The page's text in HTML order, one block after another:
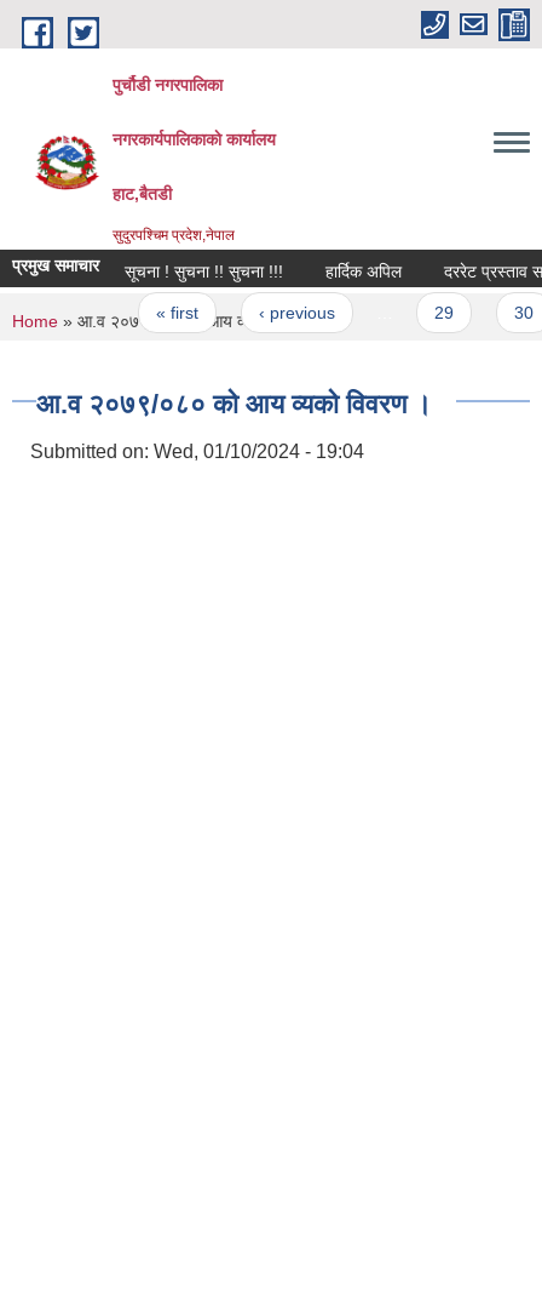
Skip to main content
पुर्चौडी नगरपालिका
नगरकार्यपालिकाकाे कार्यालय
हाट,बैतडी
सुदुरपश्चिम प्रदेश,नेपाल
प्रमुख समाचार सूचना ! सुचना !! सुचना !!! हार्दिक अपिल दररेट प्रस्ताव
Pages
« first ‹ previous
You are here
Home » आ.व २०७९/०८० को आय व्यको विवरण ।
आ.व २०७९/०८० को आय व्यको विवरण ।
Submitted on: Wed, 01/10/2024 - 19:04